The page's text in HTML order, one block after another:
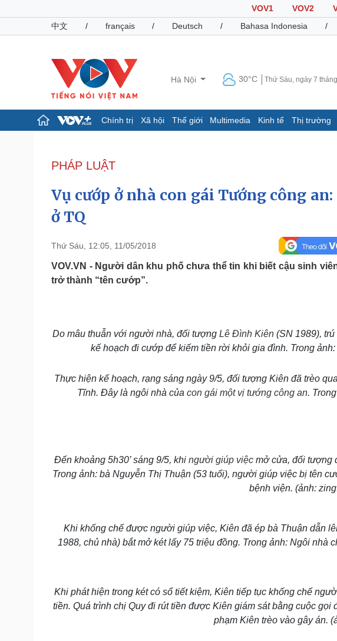
VOV1 VOV2
中文
/ français / Deutsch / Bahasa Indonesia /
Hà Nội 30°C Thứ Sáu, ngày 7
Chính trị Xã hội Thế giới Multimedia Kinh tế Thị trường
Đảng
Tổ chức nhân sự
Nhận diện sự thật
Dấu ấn VOV
Pháp luật
Tin nóng
Tư vấn luật
Việt Nam
Thể thao
Lịch thi đấu
Sức khỏe
Dinh dưỡng - món ngon
Nhi khoa
Nam khoa
Đời sống
Nhà đẹp
Văn hóa
Sân khấu -
Văn học
Di sản
PHÁP LUẬT
Vụ cướp ở nhà con gái Tướng công
ở TQ
Thứ Sáu, 12:05, 11/05/2018
VOV.VN - Người dân khu phố chưa thể tin khi biết cậu sinh
trở thành “tên cướp”.
Do mâu thuẫn với người nhà, đối tượng Lê Đình Kiên (SN 1989),
kế hoạch đi cướp để kiếm tiền rời khỏi gia đình. Trong
Thực hiện kế hoạch, rạng sáng ngày 9/5, đối tượng Kiên đã trèo
Tĩnh. Đây là ngôi nhà của con gái một vị tướng công an.
Đến khoảng 5h30’ sáng 9/5, khi người giúp việc mở cửa, đối tượng
Trong ảnh: bà Nguyễn Thị Thuận (53 tuổi), người giúp việc bị tên
bệnh viện. (ảnh:
Khi khống chế được người giúp việc, Kiên đã ép bà Thuận dẫn
1988, chủ nhà) bắt mở két lấy 75 triệu đồng. Trong ảnh: Ngôi nhà
Khi phát hiện trong két có sổ tiết kiệm, Kiên tiếp tục khống chế
tiền. Quá trình chị Quy đi rút tiền được Kiên giám sát bằng cuộc
phạm Kiên trèo vào gây án.